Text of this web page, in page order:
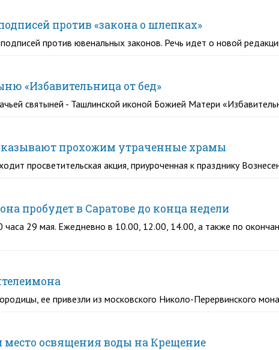
против «закона о шлепках»
против ювенальных законов. Речь идет о новой
«Избавительница от бед»
святыней - Ташлинской иконой Божией Матери
прохожим утраченные храмы
просветительская акция, приуроченная к празднику
пробудет в Саратове до конца недели
29 мая. Ежедневно в 10.00, 12.00, 14.00, а также по
ее привезли из московского Николо-Перервинского
место освящения воды на Крещение